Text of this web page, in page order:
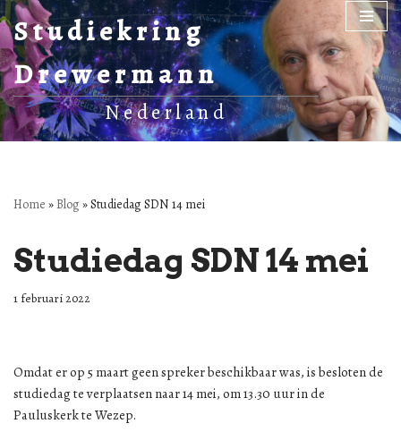
Ga
naar
de
inhoud
Studiekring
Drewermann
Nederland
Home »Blog »Studiedag SDN 14 mei
Studiedag SDN 14 mei
1 februari 2022
Omdat er op 5 maart geen spreker beschikbaar was, is besloten de
studiedag te verplaatsen naar 14 mei, om 13.30 uur in de
Pauluskerk te Wezep.